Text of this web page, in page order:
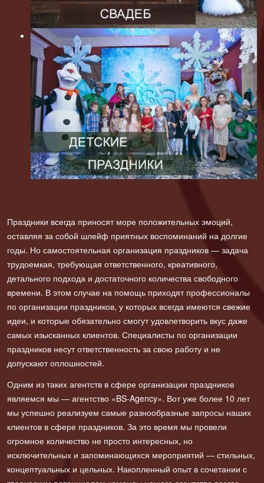
Праздники всегда приносят море положительных эмоций,
оставляя за собой шлейф приятных воспоминаний на долгие
годы. Но самостоятельная организация праздников — задача
трудоемкая, требующая ответственного, креативного,
детального подхода и достаточного количества свободного
времени. В этом случае на помощь приходят профессионалы
по организации праздников, у которых всегда имеются свежие
идеи, и которые обязательно смогут удовлетворить вкус даже
самых изысканных клиентов. Специалисты по организации
праздников несут ответственность за свою работу и не
допускают оплошностей.
Одним из таких агентств в сфере организации праздников
являемся мы — агентство «BS-Agency». Вот уже более 10 лет
мы успешно реализуем самые разнообразные запросы наших
клиентов в сфере праздников. За это время мы провели
огромное количество не просто интересных, но
исключительных и запоминающихся мероприятий — стильных,
концептуальных и цельных. Накопленный опыт в сочетании с